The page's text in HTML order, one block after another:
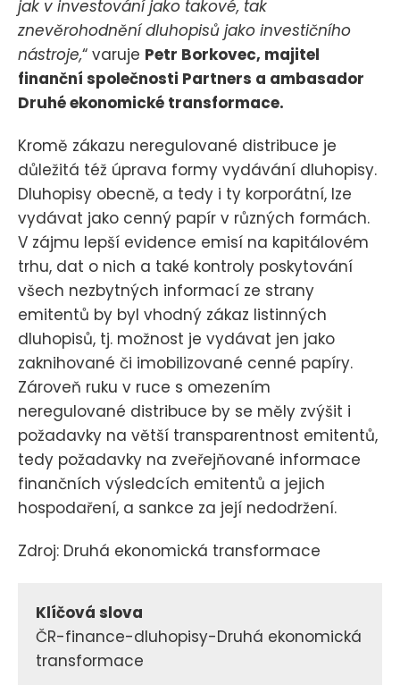
jak v investování jako takové, tak
znevěrohodnění dluhopisů jako investičního
nástroje,“ varuje Petr Borkovec, majitel
finanční společnosti Partners a ambasador
Druhé ekonomické transformace.
Kromě zákazu neregulované distribuce je
důležitá též úprava formy vydávání dluhopisy.
Dluhopisy obecně, a tedy i ty korporátní, lze
vydávat jako cenný papír v různých formách.
V zájmu lepší evidence emisí na kapitálovém
trhu, dat o nich a také kontroly poskytování
všech nezbytných informací ze strany
emitentů by byl vhodný zákaz listinných
dluhopisů, tj. možnost je vydávat jen jako
zaknihované či imobilizované cenné papíry.
Zároveň ruku v ruce s omezením
neregulované distribuce by se měly zvýšit i
požadavky na větší transparentnost emitentů,
tedy požadavky na zveřejňované informace
finančních výsledcích emitentů a jejich
hospodaření, a sankce za její nedodržení.
Zdroj: Druhá ekonomická transformace
Klíčová slova
ČR-finance-dluhopisy-Druhá ekonomická
transformace